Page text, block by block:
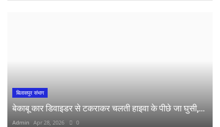
बिलासपुर संभाग
बेकाबू कार डिवाइडर से टकराकर चलती हाइवा के पीछे जा घुसी,...
Admin Apr 28, 2026 0